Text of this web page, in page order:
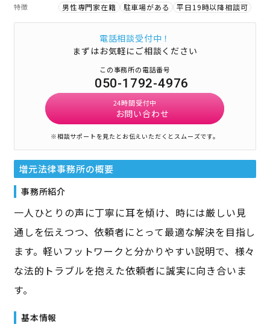
特徴 男性専門家在籍 駐車場がある 平日19時以降相談可
電話相談受付中！
まずはお気軽にご相談ください
この事務所の電話番号
050-1792-4976
24時間受付中
お問い合わせ
※相談サポートを見たとお伝えいただくとスムーズです。
増元法律事務所の概要
事務所紹介
一人ひとりの声に丁寧に耳を傾け、時には厳しい見
通しを伝えつつ、依頼者にとって最適な解決を目指し
ます。軽いフットワークと分かりやすい説明で、様々
な法的トラブルを抱えた依頼者に誠実に向き合いま
す。
基本情報